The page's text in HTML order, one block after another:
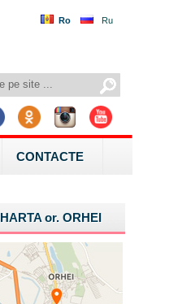
Ro Ru
CONTACTE
HARTA or.ORHEI